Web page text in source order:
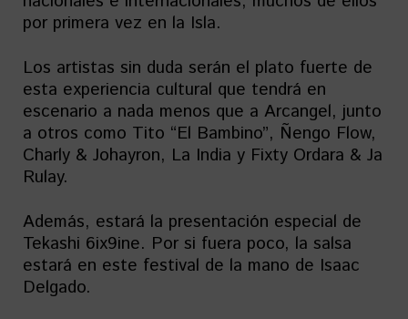
por primera vez en la Isla.
Los artistas sin duda serán el plato fuerte de
esta experiencia cultural que tendrá en
escenario a nada menos que a Arcangel, junto
a otros como Tito “El Bambino”, Ñengo Flow,
Charly & Johayron, La India y Fixty Ordara & Ja
Rulay.
Además, estará la presentación especial de
Tekashi 6ix9ine. Por si fuera poco, la salsa
estará en este festival de la mano de Isaac
Delgado.